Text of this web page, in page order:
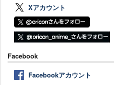
Xアカウント
Facebook
Facebookアカウント